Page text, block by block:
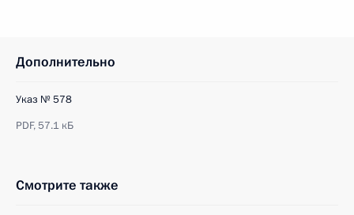
Дополнительно
Указ № 578
PDF,57.1 кБ
Смотрите также